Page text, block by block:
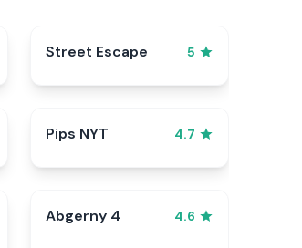
Street Escape 5
Pips NYT 4.7
Abgerny 4 4.6